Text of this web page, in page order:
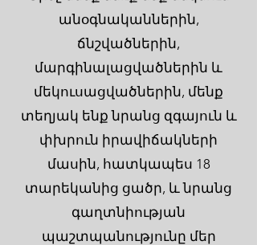
անօգնականներին,
ճնշվածներին,
մարգինալացվածներին և
մեկուսացվածներին, մենք
տեղյակ ենք նրանց զգայուն և
փխրուն իրավիճակների
մասին, հատկապես 18
տարեկանից ցածր, և նրանց
գաղտնիության
պաշտպանությունը մեր